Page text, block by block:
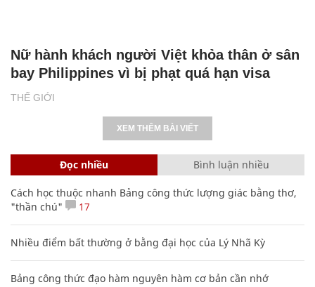
THẾ GIỚI
Nữ hành khách người Việt khỏa thân ở sân
bay Philippines vì bị phạt quá hạn visa
XEM THÊM BÀI VIẾT
Đọc nhiều Bình luận nhiều
Cách học thuộc nhanh Bảng công thức lượng giác bằng thơ,
"thần chú"
17
Nhiều điểm bất thường ở bằng đại học của Lý Nhã Kỳ
Bảng công thức đạo hàm nguyên hàm cơ bản cần nhớ